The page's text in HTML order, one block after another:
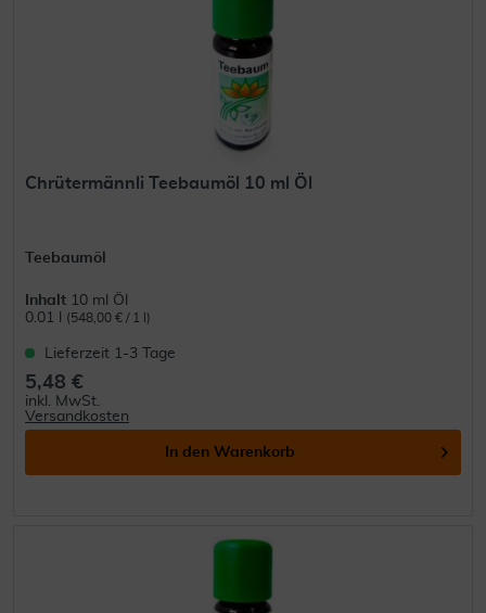
Chrütermännli Teebaumöl 10 ml Öl
Teebaumöl
Inhalt 10 ml Öl
0.01 l
(548,00 € / 1 l)
Lieferzeit 1-3 Tage
5,48 €
inkl. MwSt.
Versandkosten
In den Warenkorb